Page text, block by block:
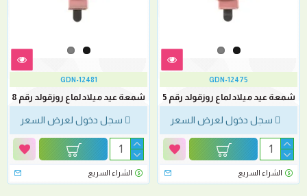
GDN-12475
شمعة عيد ميلاد لماع روزقولد رقم 5
سجل دخول لعرض السعر
الشراء السريع
GDN-12481
شمعة عيد ميلاد لماع روزقولد رقم 8
سجل دخول لعرض السعر
الشراء السريع